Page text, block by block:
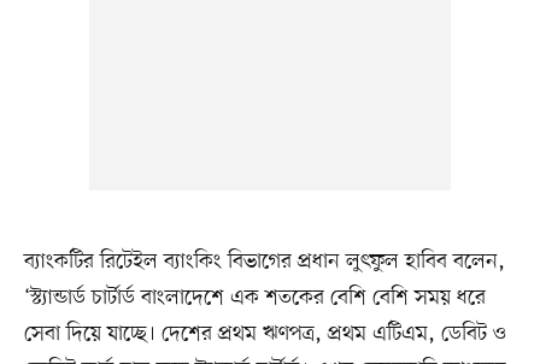
ব্যাংকটির রিটেইল ব্যাংকিং বিভাগের প্রধান লুৎফুল হাবিব বলেন,
‘স্ট্যান্ডার্ড চার্টার্ড বাংলাদেশে এক শতকের বেশি বেশি সময় ধরে
সেবা দিয়ে যাচ্ছে। দেশের প্রথম ঋণপত্র, প্রথম এটিএম, ডেবিট ও